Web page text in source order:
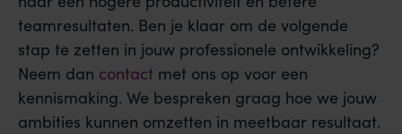
teamresultaten. Ben je klaar om de volgende
stap te zetten in jouw professionele ontwikkeling?
Neem dan contact met ons op voor een
kennismaking. We bespreken graag hoe we jouw
ambities kunnen omzetten in meetbaar resultaat.